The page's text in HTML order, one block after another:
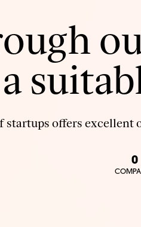
startups offers excellent
0